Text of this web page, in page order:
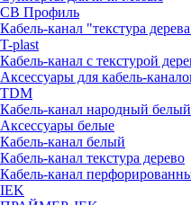
СВ Профиль
Кабель-канал "текстура
T-plast
Кабель-канал с текстурой
Аксессуары для кабель-
TDM
Кабель-канал народный белый
Аксессуары белые
Кабель-канал белый
Кабель-канал текстура дерево
Кабель-канал
IEK